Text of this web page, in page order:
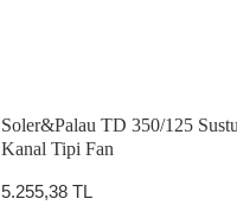
Soler&Palau TD 350/125
Kanal Tipi Fan
5.255,38 TL